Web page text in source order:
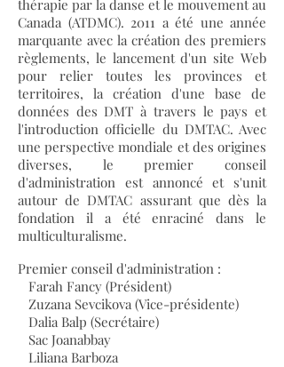
thérapie par la danse et le mouvement au
Canada (ATDMC). 2011 a été une année
marquante avec la création des premiers
règlements, le lancement d'un site Web
pour relier toutes les provinces et
territoires, la création d'une base de
données des DMT à travers le pays et
l'introduction officielle du DMTAC. Avec
une perspective mondiale et des origines
diverses, le premier conseil
d'administration est annoncé et s'unit
autour de DMTAC assurant que dès la
fondation il a été enraciné dans le
multiculturalisme.
Premier conseil d'administration :
Farah Fancy (Président)
Zuzana Sevcikova (Vice-présidente)
Dalia Balp (Secrétaire)
Sac Joanabbay
Liliana Barboza